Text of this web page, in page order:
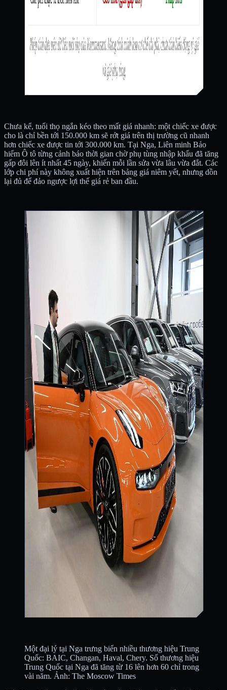
Chưa kể, tuổi thọ ngắn kéo theo mất giá nhanh: một chiếc xe được
cho là chỉ bền tới 150.000 km sẽ rớt giá trên thị trường cũ nhanh
hơn chiếc xe được tin tới 300.000 km. Tại Nga, Liên minh Bảo
hiểm Ô tô từng cảnh báo thời gian chờ phụ tùng nhập khẩu đã tăng
gấp đôi lên ít nhất 45 ngày, khiến mỗi lần sửa vừa lâu vừa đắt. Các
lớp chi phí này không xuất hiện trên bảng giá niêm yết, nhưng dồn
lại đủ để đảo ngược lợi thế giá rẻ ban đầu.
Một đại lý tại Nga trưng biển nhiều thương hiệu Trung
Quốc: BAIC, Changan, Haval, Chery. Số thương hiệu
Trung Quốc tại Nga đã tăng từ 16 lên hơn 60 chỉ trong
vài năm. Ảnh: The Moscow Times